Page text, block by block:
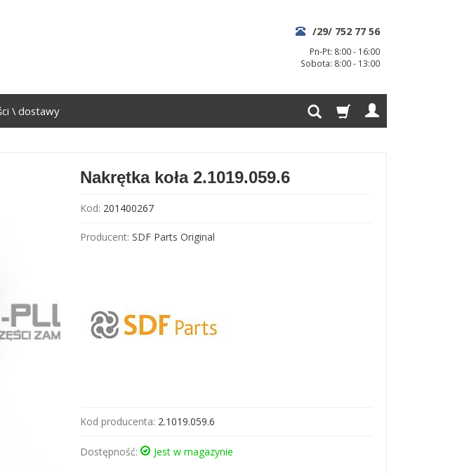
/29/ 752 77 56
Pn-Pt: 8:00 - 16:00
Sobota: 8:00 - 13:00
\ dostawy
Nakrętka koła 2.1019.059.6
Kod: 201400267
Producent: SDF Parts Original
Kod producenta: 2.1019.059.6
Dostępność: Jest w magazynie